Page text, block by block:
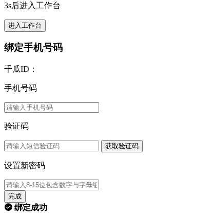
3s后进入工作台
进入工作台
绑定手机号码
千瓜ID：
手机号码
验证码
获取验证码
设置新密码
完成
绑定成功